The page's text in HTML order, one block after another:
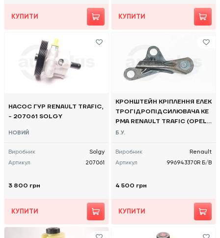
КУПИТИ КУПИТИ
НАСОС ГУР RENAULT TRAFIC,
- 207061 SOLGY
НОВИЙ
Виробник
Solgy
Артикул
207061
3 800 грн
КУПИТИ
КРОНШТЕЙН КРІПЛЕННЯ ЕЛЕК
ТРОГІДРОПІДСИЛЮВАЧА КЕ
РМА RENAULT TRAFIC (OPEL
VIVARO, NISSAN NV300) 2014
Б.У.
Виробник
Renault
Артикул
996943370R Б/В
4 500 грн
КУПИТИ